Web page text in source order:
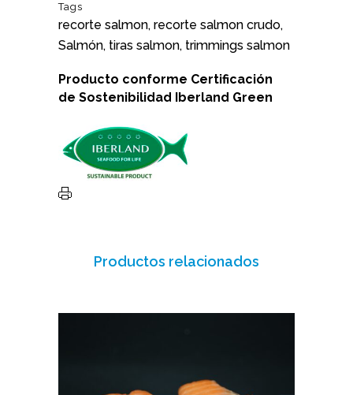
Tags
recorte salmon, recorte salmon crudo,
Salmón, tiras salmon, trimmings salmon
Producto conforme Certificación
de Sostenibilidad
Iberland Green
Productos relacionados